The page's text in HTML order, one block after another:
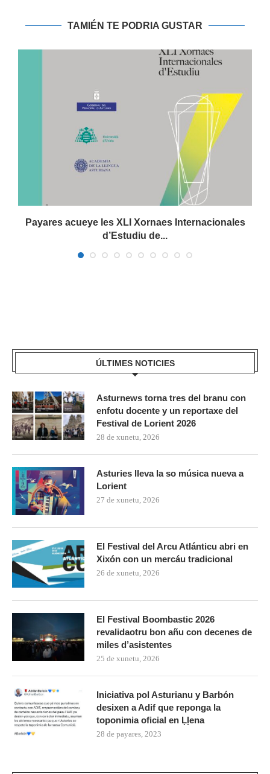
TAMIÉN TE PODRIA GUSTAR
Payares acueye les XLI Xornaes Internacionales
d’Estudiu de...
ÚLTIMES NOTICIES
Asturnews torna tres del branu con
enfotu docente y un reportaxe del
Festival de Lorient 2026
28 de xunetu, 2026
Asturies lleva la so música nueva a
Lorient
27 de xunetu, 2026
El Festival del Arcu Atlánticu abri en
Xixón con un mercáu tradicional
26 de xunetu, 2026
El Festival Boombastic 2026
revalidaotru bon añu con decenes de
miles d’asistentes
25 de xunetu, 2026
Iniciativa pol Asturianu y Barbón
desixen a Adif que reponga la
toponimia oficial en Ḷḷena
28 de payares, 2023